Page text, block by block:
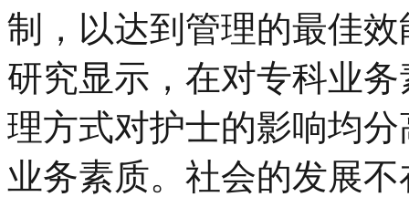
制，以达到管理的最佳
研究显示，在对专科业
理方式对护士的影响均
业务素质。社会的发展